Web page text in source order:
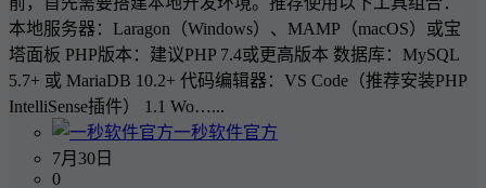
本地服务器：Laragon（Windows）、MAMP（macOS）或宝
塔面板 PHP版本：建议PHP 7.4或更高版本 数据库：MySQL
5.7+ 或 MariaDB 10.2+ 代码编辑器：VS Code（推荐安装PHP
IntelliSense插件） 1.1 Wo…...
一秒软件官方
7月30日
0